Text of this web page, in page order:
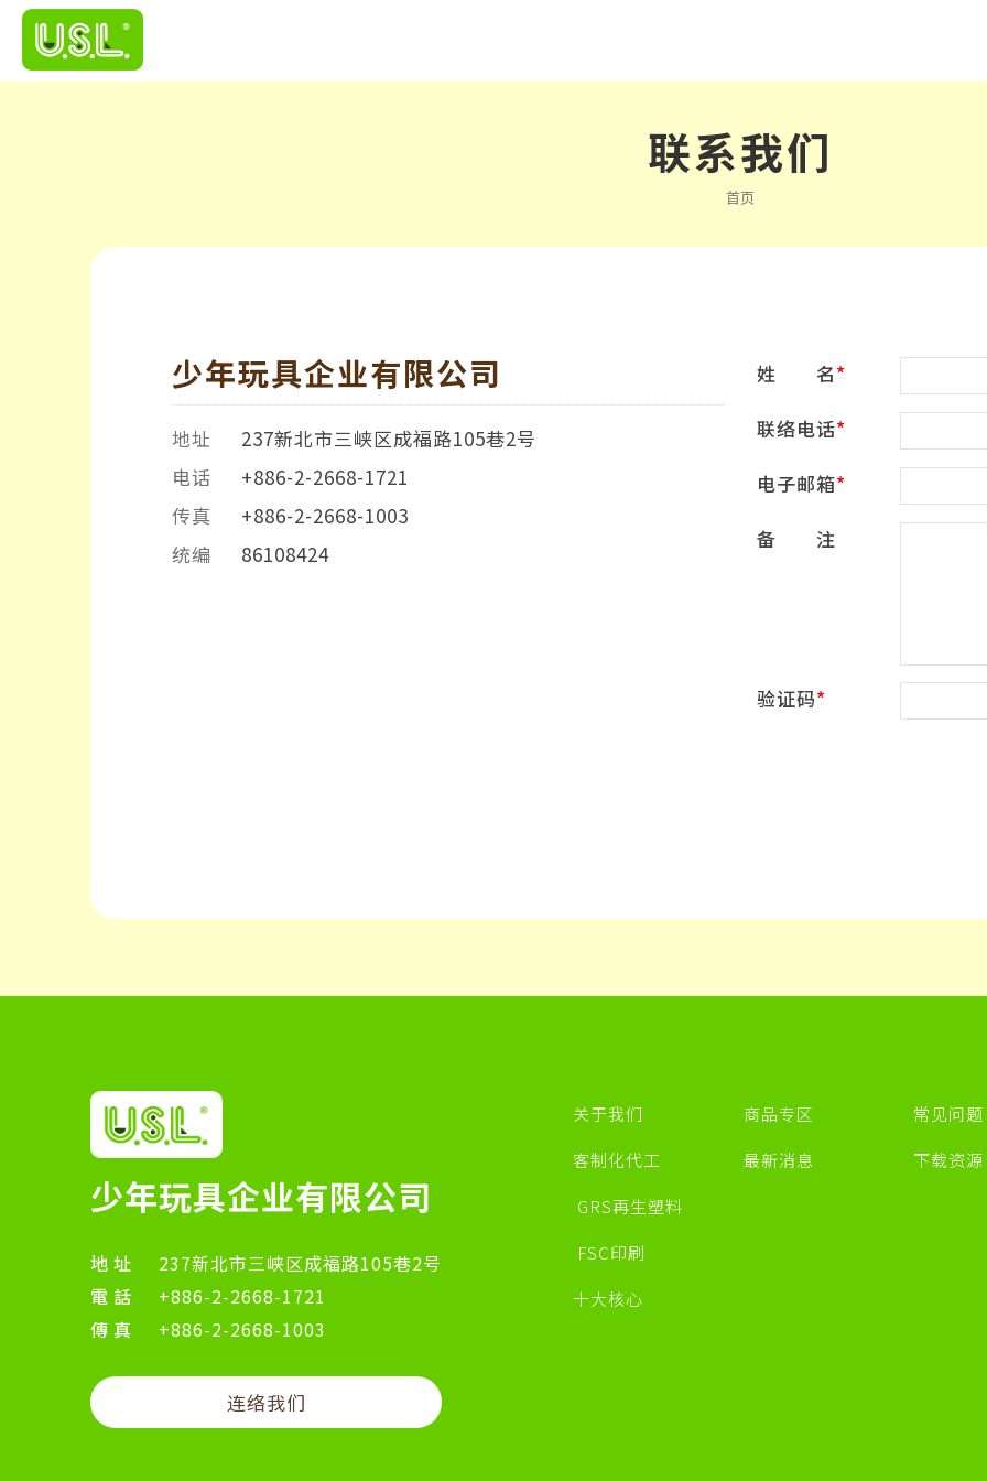
联系我们
首页
少年玩具企业有限公司
地址
237新北市三峡区成福路105巷2号
电话
+886-2-2668-1721
传真
+886-2-2668-1003
统编
86108424
姓 名
联络电话
电子邮箱
备 注
验证码
少年玩具企业有限公司
地址
237新北市三峡区成福路105巷2号
電話
+886-2-2668-1721
傳真
+886-2-2668-1003
连络我们
关于我们
客制化代工
GRS再生塑料
FSC印刷
十大核心
商品专区
最新消息
常见问题
下载资源